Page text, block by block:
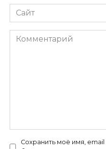
Сайт
Комментарий
Сохранить моё имя, email